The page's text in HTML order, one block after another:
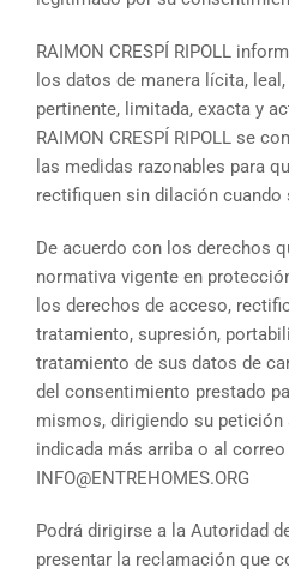
RAIMON CRESPÍ RIPOLL
los datos de manera lícita,
pertinente, limitada, exacta y
RAIMON CRESPÍ RIPOLL se
las medidas razonables para
rectifiquen sin dilación cuando
De acuerdo con los derechos
normativa vigente en
los derechos de acceso,
tratamiento, supresión,
tratamiento de sus datos de
del consentimiento prestado
mismos, dirigiendo su petición
indicada más arriba o al
INFO@ENTREHOMES.ORG
Podrá dirigirse a la Autoridad
presentar la reclamación que